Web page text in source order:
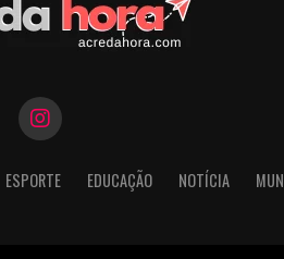
ESPORTE EDUCAÇÃO NOTÍCIA